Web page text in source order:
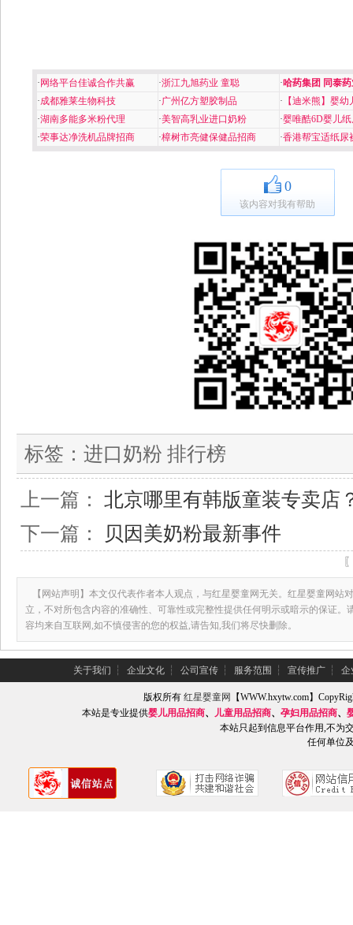
· 网络平台佳诚合作共赢 ·浙江九旭药业 童聪 ·哈药集团 同泰
·成都雅莱生物科技 ·广州亿方塑胶制品 · 【迪米熊】婴幼
·湖南多能多米粉代理 ·美智高乳业进口奶粉 ·婴唯酷6D婴儿
·荣事达净洗机品牌招商 ·樟树市亮健保健品招商 ·香港帮宝适纸尿
0
该内容对我有帮助
标签： 进口奶粉 排行榜
上一篇： 北京哪里有韩版童装专卖店
下一篇：
贝因美奶粉最新事件
【网站声明】本文仅代表作者本人观点，与红星婴童网无关。红星婴童网站
立，不对所包含内容的准确性、可靠性或完整性提供任何明示或暗示的保证。
容均来自互联网,如不慎侵害的您的权益,请告知,我们将尽快删除。
关于我们 ┆ 企业文化 ┆ 公司宣传 ┆ 服务范围 ┆ 宣传推广 ┆ 企
版权所有红星婴童网
【WWW.hxytw.com】
本站是专业提供婴儿用品招商、 儿童用品招商、 孕妇用品招商、
本站只起到信息平台作用,不为
任何单位